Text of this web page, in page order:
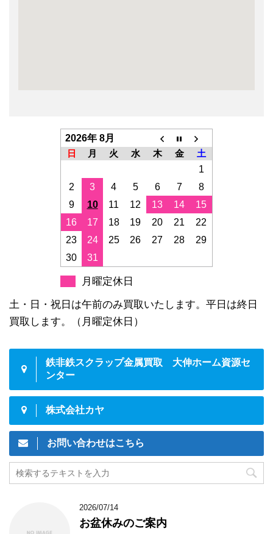
2026年 8月
日
月 火 水 木 金
土
1
2
3 4 5 6 7
8
9
10 11 12 13 14
15
16
17 18 19 20 21
22
23
24 25 26 27 28
29
30
31
月曜定休日
土・日・祝日は午前のみ買取いたします。平日は終日
買取します。（月曜定休日）
鉄非鉄スクラップ金属買取 大伸ホーム資源セ
ンター
株式会社カヤ
お問い合わせはこちら
2026/07/14
お盆休みのご案内